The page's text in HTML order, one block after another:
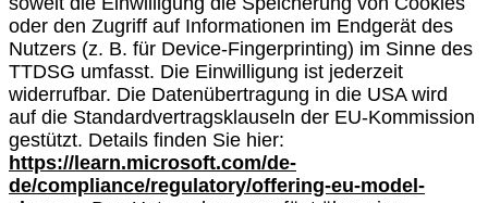
oder den Zugriff auf Informationen im Endgerät des
Nutzers (z. B. für Device-Fingerprinting) im Sinne des
TTDSG umfasst. Die Einwilligung ist jederzeit
widerrufbar. Die Datenübertragung in die USA wird
auf die Standardvertragsklauseln der EU-Kommission
gestützt. Details finden Sie hier:
https://learn.microsoft.com/de-
de/compliance/regulatory/offering-eu-model-